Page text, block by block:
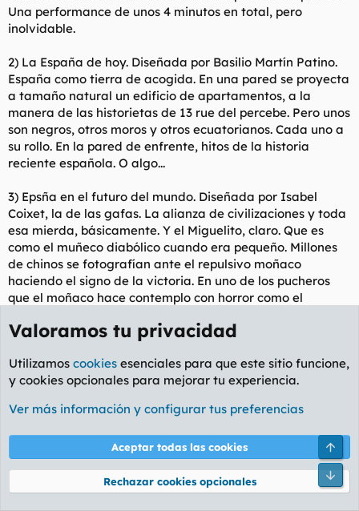
Una performance de unos 4 minutos en total, pero
inolvidable.
2) La España de hoy. Diseñada por Basilio Martín Patino.
España como tierra de acogida. En una pared se proyecta
a tamaño natural un edificio de apartamentos, a la
manera de las historietas de 13 rue del percebe. Pero unos
son negros, otros moros y otros ecuatorianos. Cada uno a
su rollo. En la pared de enfrente, hitos de la historia
reciente española. O algo...
3) Epsña en el futuro del mundo. Diseñada por Isabel
Coixet, la de las gafas. La alianza de civilizaciones y toda
esa mierda, básicamente. Y el Miguelito, claro. Que es
como el muñeco diabólico cuando era pequeño. Millones
de chinos se fotografían ante el repulsivo moñaco
haciendo el signo de la victoria. En uno de los pucheros
que el moñaco hace contemplo con horror como el
En un aparte hay un a modo de bar, donde una doble de
comida a la carta en cualquier buen restaurante de
ShangHai. Para ellos, evidentemente.
Lo demás, la típica exhibición de poderío de todos los
paíese. Escaso interés, realmente. Lo que de verdad me
Valoramos tu privacidad
Utilizamos cookies esenciales para que este sitio funcione,
y cookies opcionales para mejorar tu experiencia.
Ver más información y configurar tus preferencias
Aceptar todas las cookies
Rechazar cookies opcionales
Pie